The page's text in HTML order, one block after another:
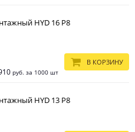
HYD 16 Р8
руб. за 1000 шт
В КОРЗИНУ
HYD 13 Р8